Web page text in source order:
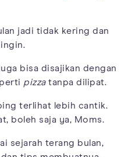
jadi tidak kering dan
bisa disajikan dengan
pizza tanpa dilipat.
terlihat lebih cantik.
boleh saja ya, Moms.
sejarah terang bulan,